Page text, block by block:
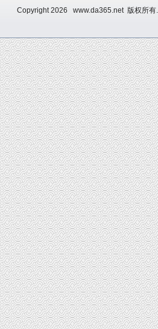
Copyright 2026 www.da365.net 版权所